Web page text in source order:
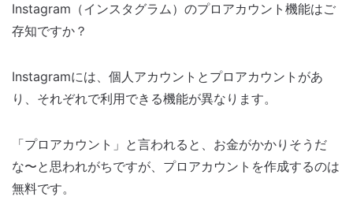
Instagram（インスタグラム）のプロアカウント機能はご
存知ですか？
Instagramには、個人アカウントとプロアカウントがあ
り、それぞれで利用できる機能が異なります。
「プロアカウント」と言われると、お金がかかりそうだ
な〜と思われがちですが、プロアカウントを作成するのは
無料です。